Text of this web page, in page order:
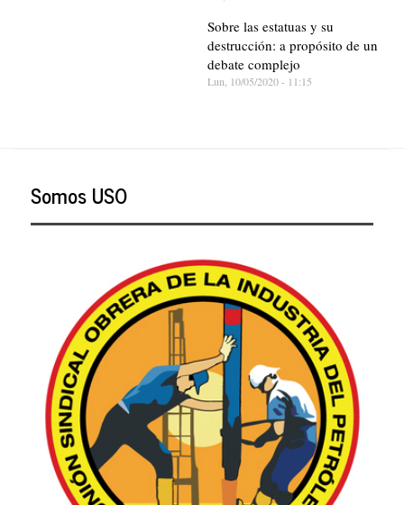
Sobre las estatuas y su
destrucción: a propósito de un
debate complejo
Lun, 10/05/2020 - 11:15
Somos USO